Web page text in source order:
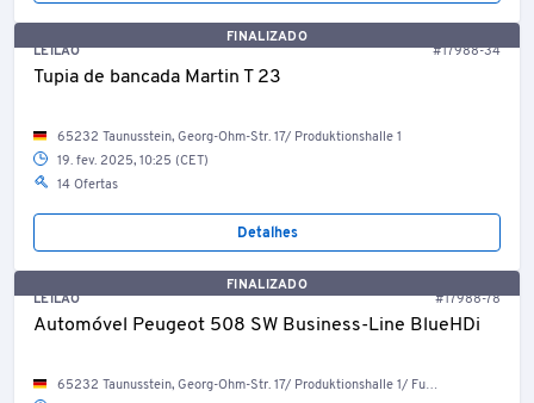
FINALIZADO
LEILÃO
#17988-34
Tupia de bancada Martin T 23
65232 Taunusstein, Georg-Ohm-Str. 17/ Produktionshalle 1
19. fev. 2025, 10:25 (CET)
14 Ofertas
Detalhes
FINALIZADO
LEILÃO
#17988-78
Automóvel Peugeot 508 SW Business-Line BlueHDi
65232 Taunusstein, Georg-Ohm-Str. 17/ Produktionshalle 1/ Fuhrpark